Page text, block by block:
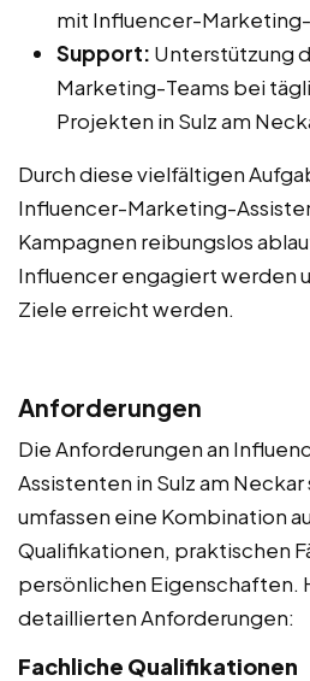
mit Influencer-
Support: Unterstützung
Marketing-Teams bei
Projekten in Sulz am
Durch diese vielfältigen
Influencer-Marketing-
Kampagnen reibungslos
Influencer engagiert werden
Ziele erreicht werden.
Anforderungen
Die Anforderungen an
Assistenten in Sulz am
umfassen eine Kombination
Qualifikationen, praktischen
persönlichen Eigenschaften.
detaillierten Anforderungen:
Fachliche Qualifikationen